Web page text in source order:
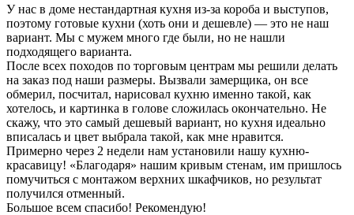
У нас в доме нестандартная кухня из-за короба и выступов,
поэтому готовые кухни (хоть они и дешевле) — это не наш
вариант. Мы с мужем много где были, но не нашли
подходящего варианта.
После всех походов по торговым центрам мы решили делать
на заказ под наши размеры. Вызвали замерщика, он все
обмерил, посчитал, нарисовал кухню именно такой, как
хотелось, и картинка в голове сложилась окончательно. Не
скажу, что это самый дешевый вариант, но кухня идеально
вписалась и цвет выбрала такой, как мне нравится.
Примерно через 2 недели нам установили нашу кухню-
красавицу! «Благодаря» нашим кривым стенам, им пришлось
помучиться с монтажом верхних шкафчиков, но результат
получился отменный.
Большое всем спасибо! Рекомендую!